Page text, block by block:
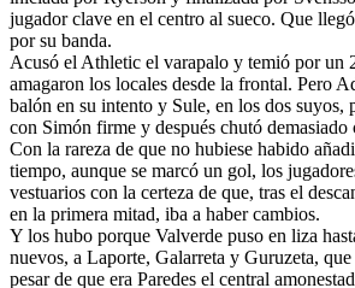
jugador clave en el centro al sueco. Que
por su banda.
Acusó el Athletic el varapalo y temió por un
amagaron los locales desde la frontal. Pero
balón en su intento y Sule, en los dos suyos,
con Simón firme y después chutó demasiado
Con la rareza de que no hubiese habido
tiempo, aunque se marcó un gol, los
vestuarios con la certeza de que, tras el
en la primera mitad, iba a haber cambios.
Y los hubo porque Valverde puso en liza
nuevos, a Laporte, Galarreta y Guruzeta,
pesar de que era Paredes el central